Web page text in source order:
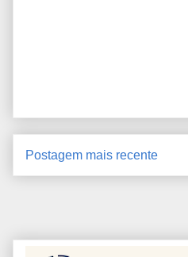
Postagem mais recente